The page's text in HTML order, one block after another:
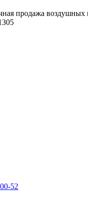
продажа воздушных
52